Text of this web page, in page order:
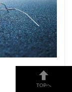
に節約モード
制限されまTOPへ